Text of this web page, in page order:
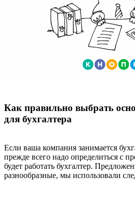
Как правильно выбрать
для бухгалтера
Если ваша компания занимается
прежде всего надо определиться с
будет работать бухгалтер.
разнообразные, мы использовали